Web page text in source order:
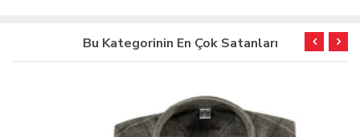
Bu Kategorinin En Çok Satanları